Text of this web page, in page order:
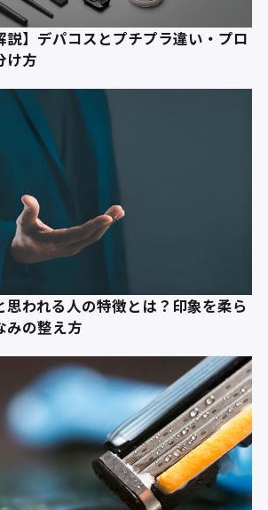
説】デパコスとプチプラ違い・プロ
け方
われる人の特徴とは？印象を柔ら
みの整え方